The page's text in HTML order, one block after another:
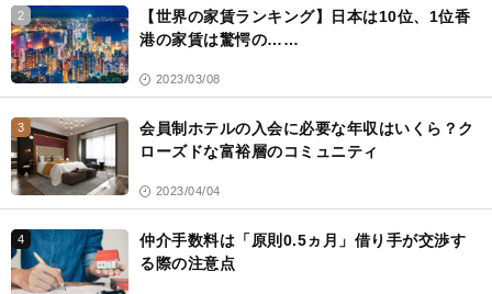
2
【世界の家賃ランキング】日本は10位、1位香
港の家賃は驚愕の……
2023/03/08
3
会員制ホテルの入会に必要な年収はいくら？ク
ローズドな富裕層のコミュニティ
2023/04/04
4
仲介手数料は「原則0.5ヵ月」借り手が交渉す
る際の注意点